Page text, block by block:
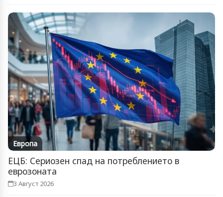
Европа
ЕЦБ: Сериозен спад на потреблението в
еврозоната
3 Август 2026